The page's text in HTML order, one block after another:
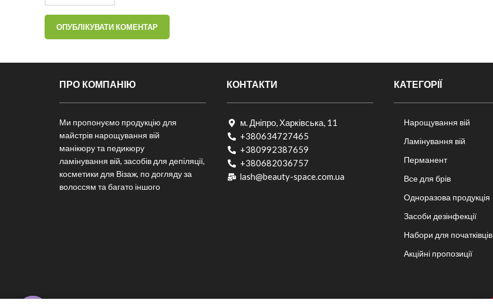
ПРО КОМПАНІЮ
Ми пропонуємо продукцію для
майстрів нарощування вій
манікюру та педикюру
ламінування вій, засобів для депіляції,
косметики для Візаж, по догляду за
волоссям та багато іншого
КОНТАКТИ
м. Дніпро, Харківська, 11
+380634727465
+380992387659
+380682036757​
lash@beauty-space.com.ua
КАТЕГОРІЇ
Нарощування вій
Ламінування вій
Перманент
Все для брів
Одноразова продукція
Засоби дезінфекції
Набори для початківців
Акційні пропозиції